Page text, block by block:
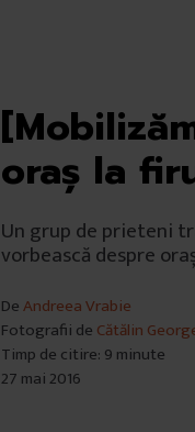
oraș la
Un grup de prieteni
vorbească despre
DeAndreea Vrabie
Fotografii de Cătălin
Timp de citire: 9 minute
27 mai 2016